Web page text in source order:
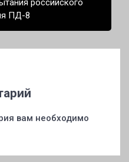
российского
ПД-8
вам необходимо